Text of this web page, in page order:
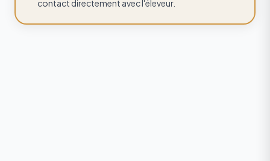
contact directement avec l'éleveur.